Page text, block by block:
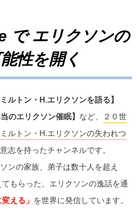
で エリクソンの
性を開く
ミルトン・H.エリクソンを語る】
のエリクソン催眠】 など、
２０世
ルトン・H.エリクソンの失われつ
意志を持ったチャンネルです。
ンの家族、弟子は数十人を超え
もらった、エリクソンの逸話を通
える」 を世界に発信しています。